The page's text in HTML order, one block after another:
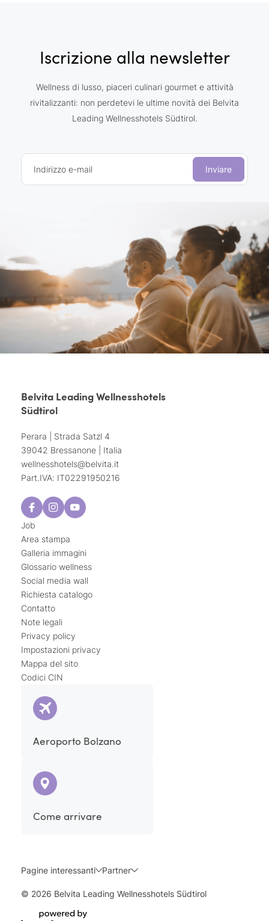
Iscrizione alla newsletter
Wellness di lusso, piaceri culinari gourmet e attività
rivitalizzanti: non perdetevi le ultime novità dei Belvita
Leading Wellnesshotels Südtirol.
Indirizzo e-mail Inviare
Belvita Leading Wellnesshotels
Südtirol
Perara | Strada Satzl 4
39042 Bressanone | Italia
wellnesshotels@belvita.it
Part.IVA: IT02291950216
Job
Area stampa
Galleria immagini
Glossario wellness
Social media wall
Richiesta catalogo
Contatto
Note legali
Privacy policy
Impostazioni privacy
Mappa del sito
Codici CIN
Aeroporto Bolzano
Come arrivare
Pagine interessanti Partner
© 2026 Belvita Leading Wellnesshotels Südtirol